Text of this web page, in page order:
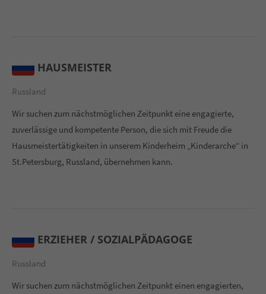
HAUSMEISTER
Russland
Wir suchen zum nächstmöglichen Zeitpunkt eine engagierte,
zuverlässige und kompetente Person, die sich mit Freude die
Hausmeistertätigkeiten in unserem Kinderheim „Kinderarche“ in
St.Petersburg, Russland, übernehmen kann.
ERZIEHER / SOZIALPÄDAGOGE
Russland
Wir suchen zum nächstmöglichen Zeitpunkt einen engagierten,